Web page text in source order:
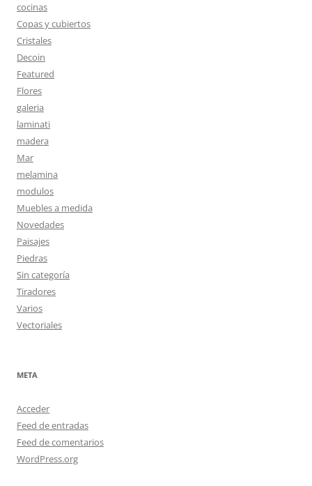
cocinas
Copas y cubiertos
Cristales
Decoin
Featured
Flores
galeria
laminati
madera
Mar
melamina
modulos
Muebles a medida
Novedades
Paisajes
Piedras
Sin categoría
Tiradores
Varios
Vectoriales
META
Acceder
Feed de entradas
Feed de comentarios
WordPress.org